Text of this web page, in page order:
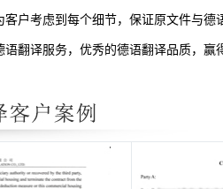
户考虑到每个细节，保证原文件与德
翻译服务，优秀的德语翻译品质，赢